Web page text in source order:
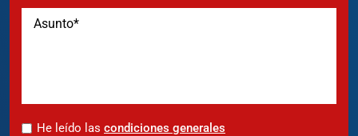
* He leído las condiciones generales